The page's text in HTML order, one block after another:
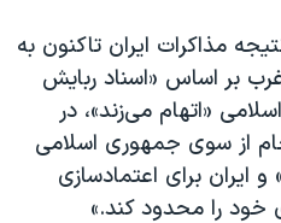
مذاکرات ایران تاکنون به
بر اساس «اسناد ربایش
«اتهام می‌زند»، در
از سوی جمهوری اسلامی
ایران برای اعتمادسازی
را محدود کند.»